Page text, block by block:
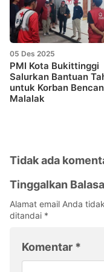
05 Des 2025
PMI Kota Bukittinggi
Salurkan Bantuan
untuk Korban
Malalak
Tidak ada
Tinggalkan
Alamat email Anda
ditandai *
Komentar *